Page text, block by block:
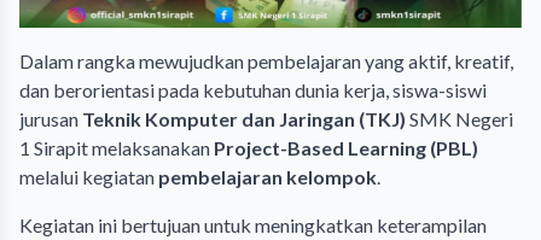
Dalam rangka mewujudkan pembelajaran yang aktif, kreatif,
dan berorientasi pada kebutuhan dunia kerja, siswa-siswi
jurusan Teknik Komputer dan Jaringan (TKJ) SMK Negeri
1 Sirapit melaksanakan Project-Based Learning (PBL)
melalui kegiatan pembelajaran kelompok.
Kegiatan ini bertujuan untuk meningkatkan keterampilan